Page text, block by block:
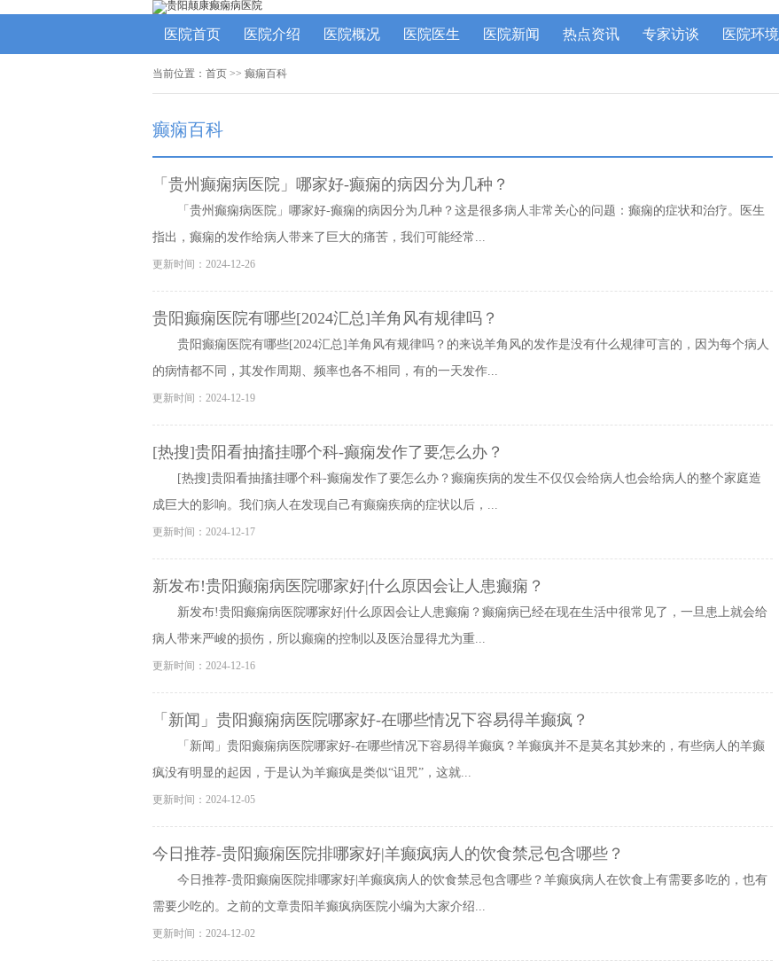
医院首页 医院介绍 医院概况 医院医生 医院新闻 热点资讯 专家访谈 医院环境
当前位置： 首页 >> 癫痫百科
癫痫百科
「贵州癫痫病医院」哪家好-癫痫的病因分为几种？
「贵州癫痫病医院」哪家好-癫痫的病因分为几种？这是很多病人非常关心的问题：癫痫的症状和治疗。医生
指出，癫痫的发作给病人带来了巨大的痛苦，我们可能经常...
更新时间：2024-12-26
贵阳癫痫医院有哪些[2024汇总]羊角风有规律吗？
贵阳癫痫医院有哪些[2024汇总]羊角风有规律吗？的来说羊角风的发作是没有什么规律可言的，因为每个病人
的病情都不同，其发作周期、频率也各不相同，有的一天发作...
更新时间：2024-12-19
[热搜]贵阳看抽搐挂哪个科-癫痫发作了要怎么办？
[热搜]贵阳看抽搐挂哪个科-癫痫发作了要怎么办？癫痫疾病的发生不仅仅会给病人也会给病人的整个家庭造
成巨大的影响。我们病人在发现自己有癫痫疾病的症状以后，...
更新时间：2024-12-17
新发布!贵阳癫痫病医院哪家好|什么原因会让人患癫痫？
新发布!贵阳癫痫病医院哪家好|什么原因会让人患癫痫？癫痫病已经在现在生活中很常见了，一旦患上就会给
病人带来严峻的损伤，所以癫痫的控制以及医治显得尤为重...
更新时间：2024-12-16
「新闻」贵阳癫痫病医院哪家好-在哪些情况下容易得羊癫疯？
「新闻」贵阳癫痫病医院哪家好-在哪些情况下容易得羊癫疯？羊癫疯并不是莫名其妙来的，有些病人的羊癫
疯没有明显的起因，于是认为羊癫疯是类似“诅咒”，这就...
更新时间：2024-12-05
今日推荐-贵阳癫痫医院排哪家好|羊癫疯病人的饮食禁忌包含哪些？
今日推荐-贵阳癫痫医院排哪家好|羊癫疯病人的饮食禁忌包含哪些？羊癫疯病人在饮食上有需要多吃的，也有
需要少吃的。之前的文章贵阳羊癫疯病医院小编为大家介绍...
更新时间：2024-12-02